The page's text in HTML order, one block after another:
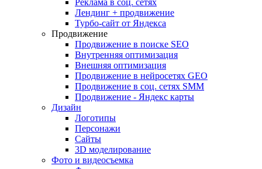
Реклама в соц. сетях
Лендинг + продвижение
Турбо-сайт от Яндекса
Продвижение
Продвижение в поиске SEO
Внутренняя оптимизация
Внешняя оптимизация
Продвижение в нейросетях GEO
Продвижение в соц. сетях SMM
Продвижение - Яндекс карты
Дизайн
Логотипы
Персонажи
Сайты
3D моделирование
Фото и видеосъемка